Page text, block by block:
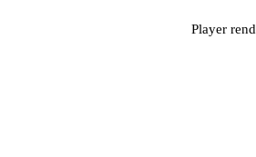
Player